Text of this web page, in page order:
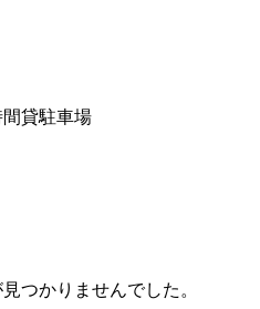
貸駐車場
つかりませんでした。